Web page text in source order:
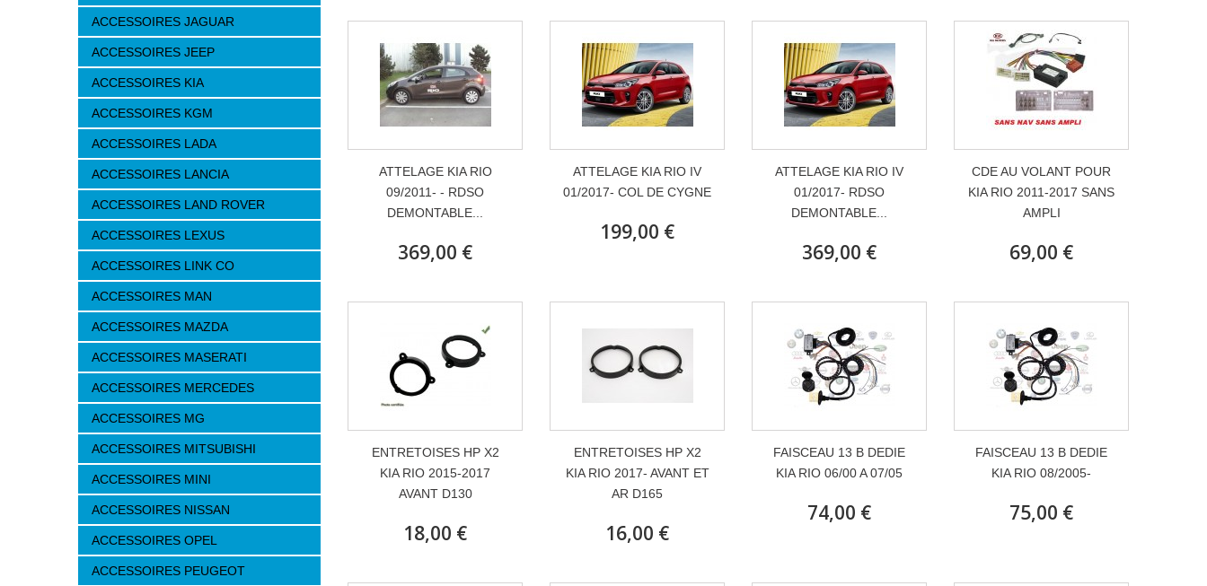
ACCESSOIRES JAGUAR
ACCESSOIRES JEEP
ACCESSOIRES KIA
ACCESSOIRES KGM
ACCESSOIRES LADA
ACCESSOIRES LANCIA
ACCESSOIRES LAND ROVER
ACCESSOIRES LEXUS
ACCESSOIRES LINK CO
ACCESSOIRES MAN
ACCESSOIRES MAZDA
ACCESSOIRES MASERATI
ACCESSOIRES MERCEDES
ACCESSOIRES MG
ACCESSOIRES MITSUBISHI
ACCESSOIRES MINI
ACCESSOIRES NISSAN
ACCESSOIRES OPEL
ACCESSOIRES PEUGEOT
ATTELAGE KIA RIO
09/2011- - RDSO
DEMONTABLE...
369,00 €
ATTELAGE KIA RIO IV
01/2017- COL DE CYGNE
199,00 €
ATTELAGE KIA RIO IV
01/2017- RDSO
DEMONTABLE...
369,00 €
CDE AU VOLANT POUR
KIA RIO 2011-2017 SANS
AMPLI
69,00 €
ENTRETOISES HP X2
KIA RIO 2015-2017
AVANT D130
18,00 €
ENTRETOISES HP X2
KIA RIO 2017- AVANT ET
AR D165
16,00 €
FAISCEAU 13 B DEDIE
KIA RIO 06/00 A 07/05
74,00 €
FAISCEAU 13 B DEDIE
KIA RIO 08/2005-
75,00 €